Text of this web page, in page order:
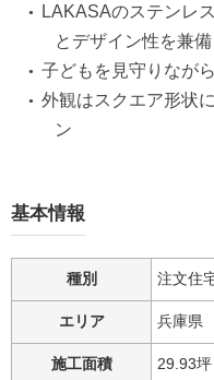
LAKASAのステンレ
とデザイン性を兼備
子どもを見守りなが
外観はスクエア形状
ン
基本情報
種別 注文住
エリア 兵庫県
施工面積 29.93坪